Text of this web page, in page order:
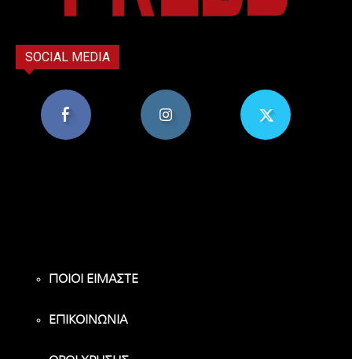
SOCIAL MEDIA
ΠΟΙΟΙ ΕΙΜΑΣΤΕ
ΕΠΙΚΟΙΝΩΝΙΑ